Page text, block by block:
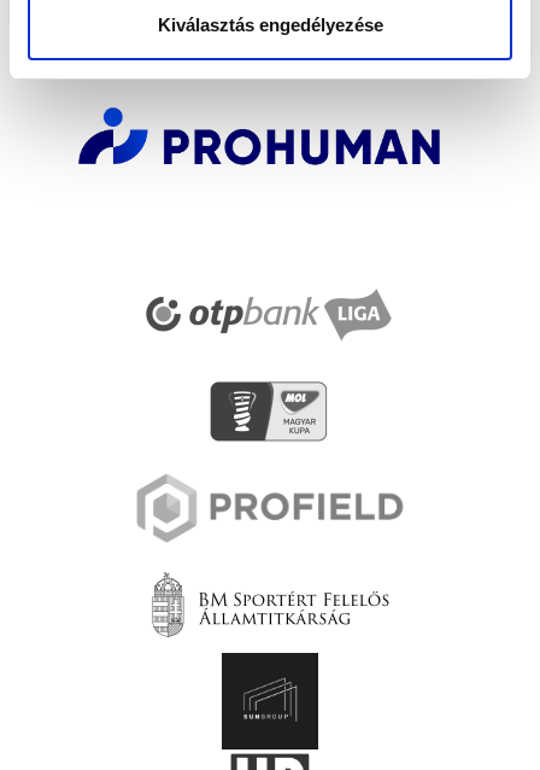
Kiválasztás engedélyezése
SZPONZOROK